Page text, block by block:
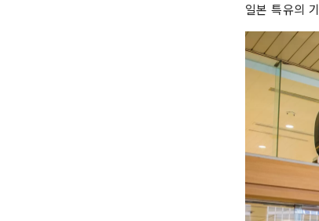
일본 특유의